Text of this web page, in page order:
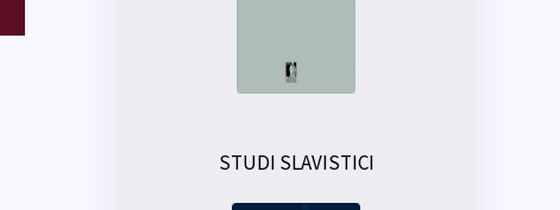
STUDI SLAVISTICI